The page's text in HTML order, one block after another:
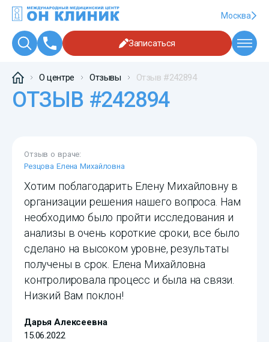
Москва
Записаться
О центре Отзывы Отзыв #242894
ОТЗЫВ #242894
Отзыв о враче:
Резцова Елена Михайловна
Хотим поблагодарить Елену Михайловну в
организации решения нашего вопроса. Нам
необходимо было пройти исследования и
анализы в очень короткие сроки, все было
сделано на высоком уровне, результаты
получены в срок. Елена Михайловна
контролировала процесс и была на связи.
Низкий Вам поклон!
Дарья Алексеевна
15.06.2022